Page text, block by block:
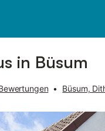
in Büsum
• Büsum,